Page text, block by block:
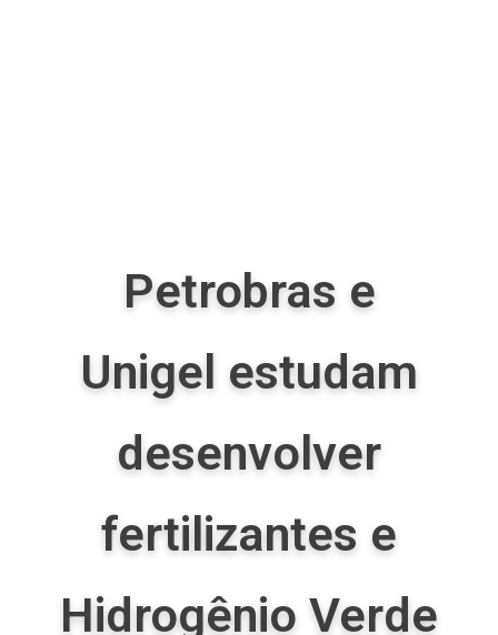
Petrobras e
Unigel estudam
desenvolver
fertilizantes e
Hidrogênio Verde